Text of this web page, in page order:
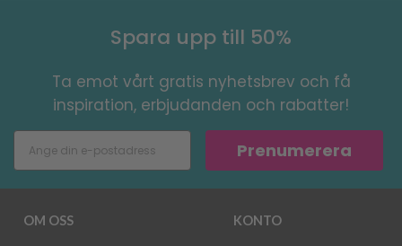
Spara upp till 50%
Ta emot vårt gratis nyhetsbrev och få
inspiration, erbjudanden och rabatter!
Prenumerera
OM OSS KONTO